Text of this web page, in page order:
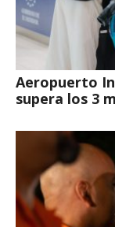
Aeropuerto
supera los 3